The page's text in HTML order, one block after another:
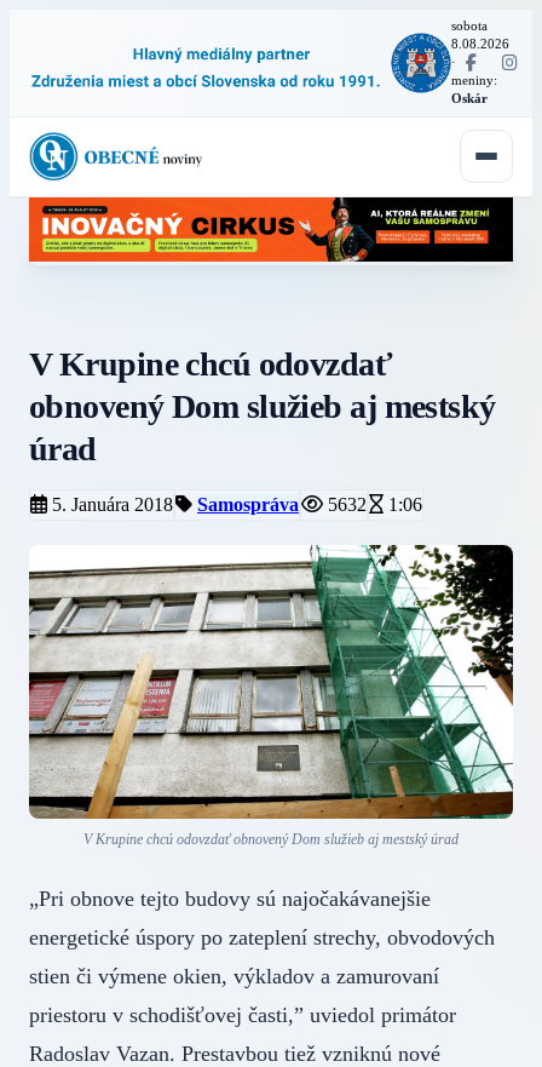
sobota
8.08.2026
·
meniny:
Oskár
V Krupine chcú odovzdať
obnovený Dom služieb aj mestský
úrad
5. Januára 2018 Samospráva 5632 1:06
V Krupine chcú odovzdať obnovený Dom služieb aj mestský úrad
„Pri obnove tejto budovy sú najočakávanejšie
energetické úspory po zateplení strechy, obvodových
stien či výmene okien, výkladov a zamurovaní
priestoru v schodišťovej časti,” uviedol primátor
Radoslav Vazan. Prestavbou tiež vzniknú nové